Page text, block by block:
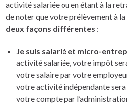
activité salariée ou en étant à la
de noter que votre prélèvement à
deux façons différentes :
Je suis salarié et micro-
activité salariée, votre impôt
votre salaire par votre
votre activité indépendante
votre compte par